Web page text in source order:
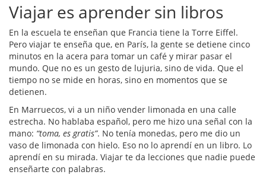
Viajar es aprender sin libros
En la escuela te enseñan que Francia tiene la Torre Eiffel.
Pero viajar te enseña que, en París, la gente se detiene cinco
minutos en la acera para tomar un café y mirar pasar el
mundo. Que no es un gesto de lujuria, sino de vida. Que el
tiempo no se mide en horas, sino en momentos que se
detienen.
En Marruecos, vi a un niño vender limonada en una calle
estrecha. No hablaba español, pero me hizo una señal con la
mano: “toma, es gratis”. No tenía monedas, pero me dio un
vaso de limonada con hielo. Eso no lo aprendí en un libro. Lo
aprendí en su mirada. Viajar te da lecciones que nadie puede
enseñarte con palabras.